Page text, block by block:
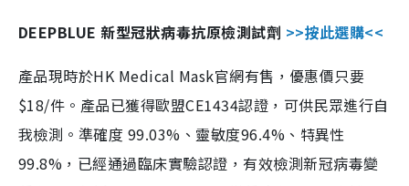
DEEPBLUE 新型冠狀病毒抗原檢測試劑 >>按此選購<<
產品現時於HK Medical Mask官網有售，優惠價只要
$18/件。產品已獲得歐盟CE1434認證，可供民眾進行自
我檢測。準確度 99.03%、靈敏度96.4%、特異性
99.8%，已經通過臨床實驗認證，有效檢測新冠病毒變